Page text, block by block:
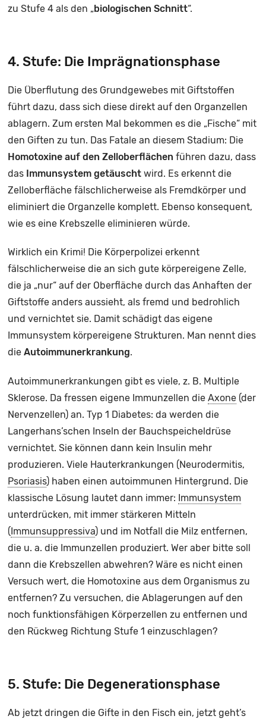
zu Stufe 4 als den „biologischen Schnitt“.
4. Stufe: Die Imprägnationsphase
Die Überflutung des Grundgewebes mit Giftstoffen
führt dazu, dass sich diese direkt auf den Organzellen
ablagern. Zum ersten Mal bekommen es die „Fische“ mit
den Giften zu tun. Das Fatale an diesem Stadium: Die
Homotoxine auf den Zelloberflächen führen dazu, dass
das Immunsystem getäuscht wird. Es erkennt die
Zelloberfläche fälschlicherweise als Fremdkörper und
eliminiert die Organzelle komplett. Ebenso konsequent,
wie es eine Krebszelle eliminieren würde.
Wirklich ein Krimi! Die Körperpolizei erkennt
fälschlicherweise die an sich gute körpereigene Zelle,
die ja „nur“ auf der Oberfläche durch das Anhaften der
Giftstoffe anders aussieht, als fremd und bedrohlich
und vernichtet sie. Damit schädigt das eigene
Immunsystem körpereigene Strukturen. Man nennt dies
die Autoimmunerkrankung.
Autoimmunerkrankungen gibt es viele, z. B. Multiple
Sklerose. Da fressen eigene Immunzellen die Axone (der
Nervenzellen) an. Typ 1 Diabetes: da werden die
Langerhans’schen Inseln der Bauchspeicheldrüse
vernichtet. Sie können dann kein Insulin mehr
produzieren. Viele Hauterkrankungen (Neurodermitis,
Psoriasis) haben einen autoimmunen Hintergrund. Die
klassische Lösung lautet dann immer: Immunsystem
unterdrücken, mit immer stärkeren Mitteln
(Immunsuppressiva) und im Notfall die Milz entfernen,
die u. a. die Immunzellen produziert. Wer aber bitte soll
dann die Krebszellen abwehren? Wäre es nicht einen
Versuch wert, die Homotoxine aus dem Organismus zu
entfernen? Zu versuchen, die Ablagerungen auf den
noch funktionsfähigen Körperzellen zu entfernen und
den Rückweg Richtung Stufe 1 einzuschlagen?
5. Stufe: Die Degenerationsphase
Ab jetzt dringen die Gifte in den Fisch ein, jetzt geht’s